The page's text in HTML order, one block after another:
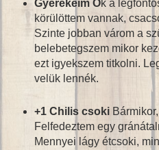
Gyerekeim Ők a
körülöttem vannak,
Szinte jobban várom a
belebetegszem mikor
ezt igyekszem titkolni.
velük lennék.
+1 Chilis csoki
Felfedeztem egy
Mennyei lágy étcsoki,